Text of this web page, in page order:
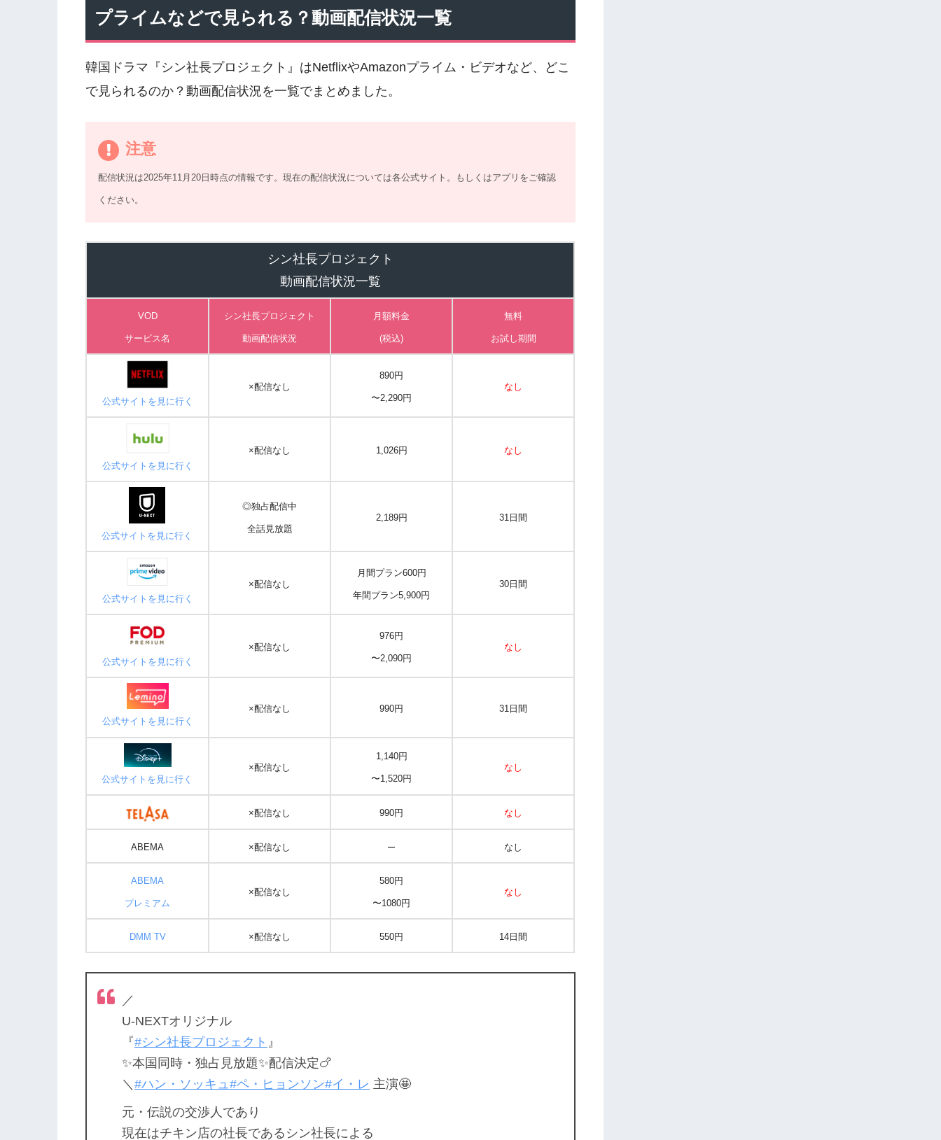
プライムなどで見られる？動画配信状況一覧
韓国ドラマ『シン社長プロジェクト』はNetflixやAmazonプライム・ビデオなど、どこ
で見られるのか？動画配信状況を一覧でまとめました。
注意
配信状況は2025年11月20日時点の情報です。 現在の配信状況については各公式サイト。 もしくはアプリをご確認
ください。
シン社長プロジェクト
動画配信状況一覧
VOD
サービス名
シン社長プロジェクト
動画配信状況
月額料金
(税込)
無料
お試し期間
公式サイトを見に行く
×配信なし
890円
〜2,290円
なし
公式サイトを見に行く
×配信なし 1,026円 なし
公式サイトを見に行く
◎独占配信中
全話見放題
2,189円 31日間
公式サイトを見に行く
×配信なし
月間プラン600円
年間プラン5,900円
30日間
公式サイトを見に行く
×配信なし
976円
〜2,090円
なし
公式サイトを見に行く
×配信なし 990円 31日間
公式サイトを見に行く
×配信なし
1,140円
〜1,520円
なし
×配信なし 990円 なし
ABEMA ×配信なし – なし
ABEMA
プレミアム
×配信なし
580円
〜1080円
なし
DMM TV ×配信なし 550円 14日間
／
U-NEXTオリジナル
『#シン社長プロジェクト 』
✨本国同時・独占見放題✨配信決定🍗
＼ #ハン・ソッキュ #ペ・ヒョンソン#イ・レ 主演🤩
元・伝説の交渉人であり
現在はチキン店の社長であるシン社長による